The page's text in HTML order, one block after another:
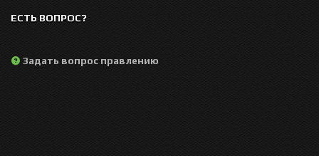
ЕСТЬ ВОПРОС?
Задать вопрос правлению